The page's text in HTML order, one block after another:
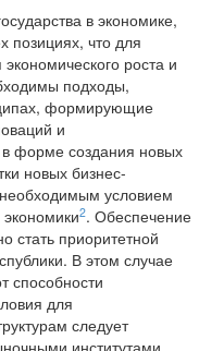
в экономике,
позициях, что для
роста и
подходы,
формирующие
и
форме создания новых
новых бизнес-
условием
экономики2. Обеспечение
стать приоритетной
В этом случае
способности
для
следует